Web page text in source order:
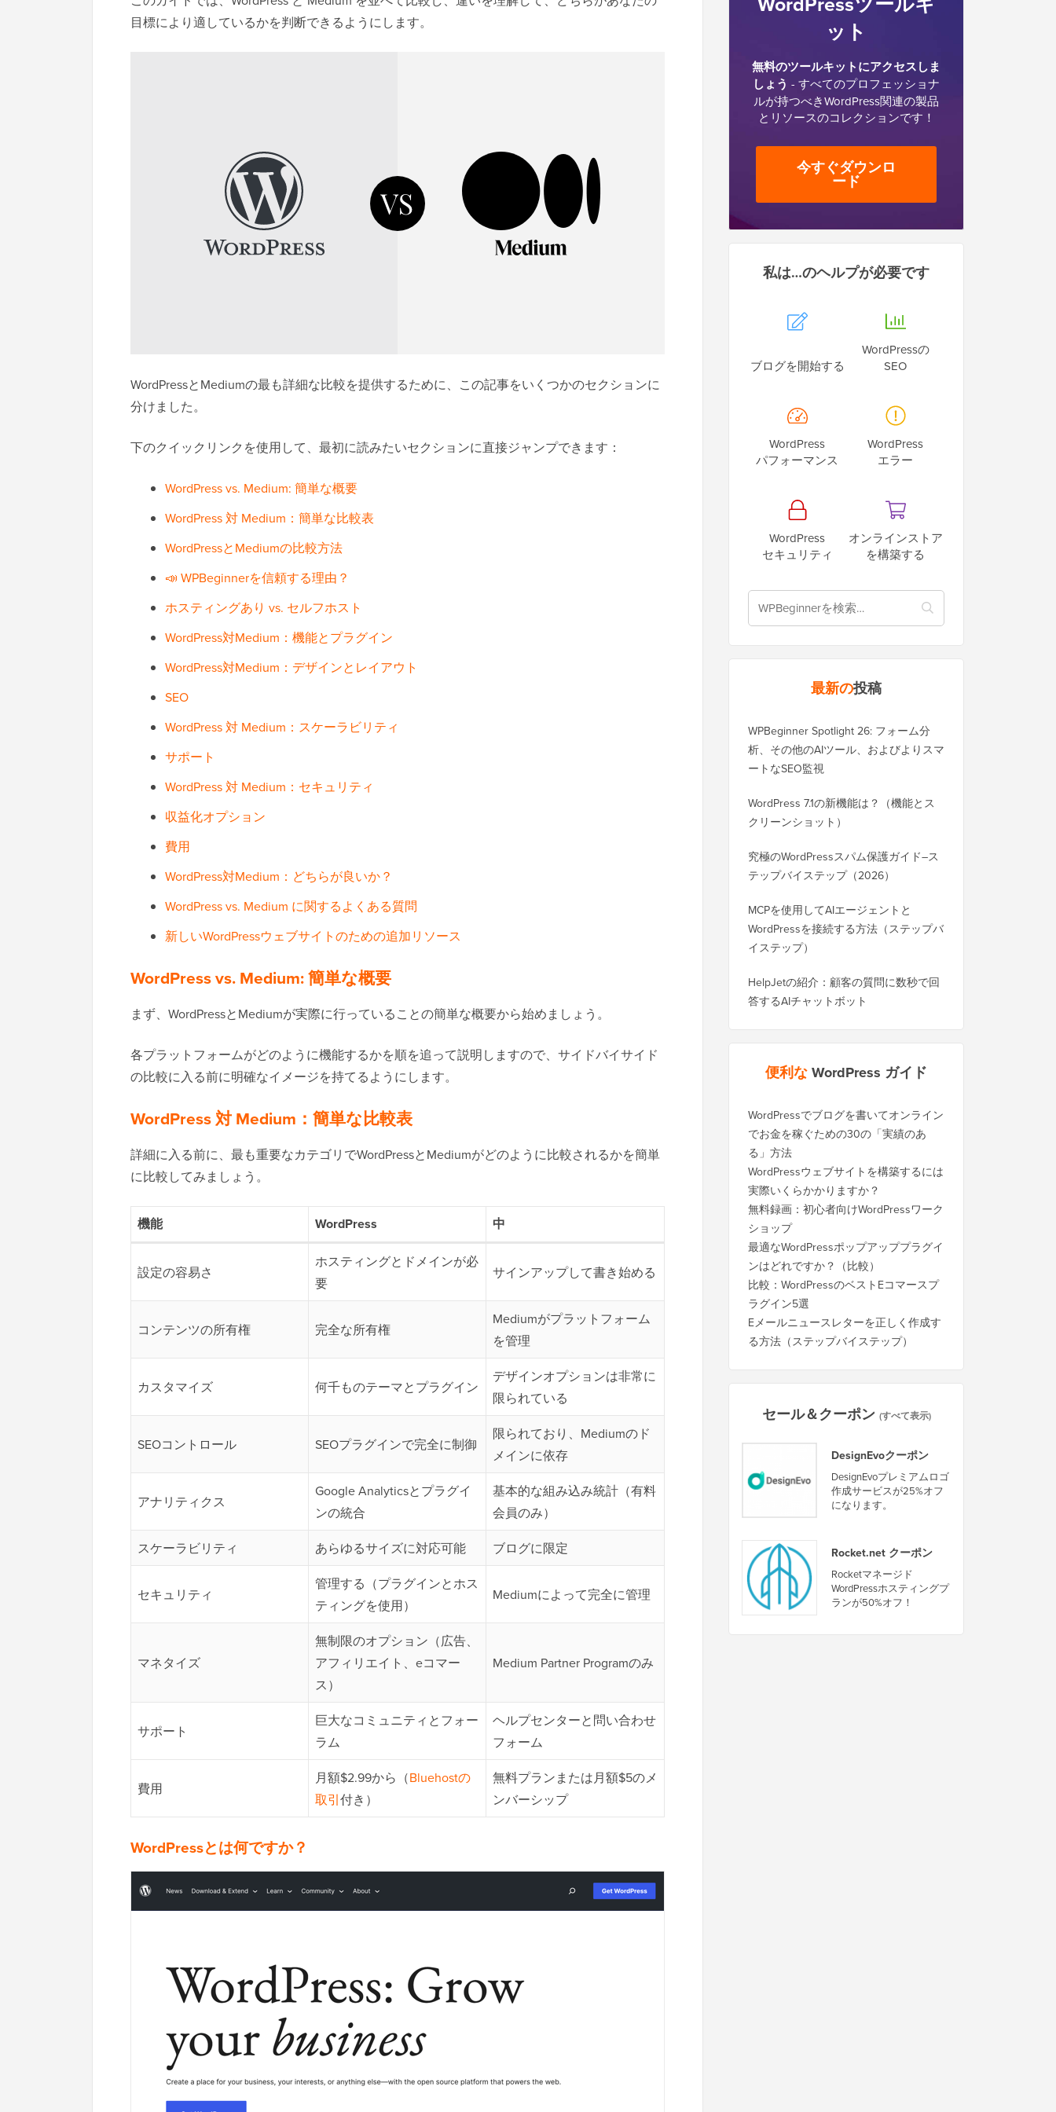
目標により適しているかを判断できるようにします。
WordPressとMediumの最も詳細な比較を提供するために、この記事をいくつかのセクションに
分けました。
下のクイックリンクを使用して、最初に読みたいセクションに直接ジャンプできます：
WordPress vs. Medium: 簡単な概要
WordPress 対 Medium：簡単な比較表
WordPressとMediumの比較方法
📣 WPBeginnerを信頼する理由？
ホスティングあり vs. セルフホスト
WordPress対Medium：機能とプラグイン
WordPress対Medium：デザインとレイアウト
SEO
WordPress 対 Medium：スケーラビリティ
サポート
WordPress 対 Medium：セキュリティ
収益化オプション
費用
WordPress対Medium：どちらが良いか？
WordPress vs. Medium に関するよくある質問
新しいWordPressウェブサイトのための追加リソース
WordPress vs. Medium: 簡単な概要
まず、WordPressとMediumが実際に行っていることの簡単な概要から始めましょう。
各プラットフォームがどのように機能するかを順を追って説明しますので、サイドバイサイド
の比較に入る前に明確なイメージを持てるようにします。
WordPress 対 Medium：簡単な比較表
詳細に入る前に、最も重要なカテゴリでWordPressとMediumがどのように比較されるかを簡単
に比較してみましょう。
機能 WordPress 中
設定の容易さ
ホスティングとドメインが必
要
サインアップして書き始める
コンテンツの所有権 完全な所有権
Mediumがプラットフォーム
を管理
カスタマイズ 何千ものテーマとプラグイン
デザインオプションは非常に
限られている
SEOコントロール SEOプラグインで完全に制御
限られており、Mediumのド
メインに依存
アナリティクス
Google Analyticsとプラグイ
ンの統合
基本的な組み込み統計（有料
会員のみ）
スケーラビリティ あらゆるサイズに対応可能 ブログに限定
セキュリティ
管理する（プラグインとホス
ティングを使用）
Mediumによって完全に管理
マネタイズ
無制限のオプション（広告、
アフィリエイト、eコマー
ス）
Medium Partner Programのみ
サポート
巨大なコミュニティとフォー
ラム
ヘルプセンターと問い合わせ
フォーム
費用
月額$2.99から（Bluehostの
取引付き）
無料プランまたは月額$5のメ
ンバーシップ
WordPressとは何ですか？
ット
無料のツールキットにアクセスしま
しょう - すべてのプロフェッショナ
ルが持つべきWordPress関連の製品
とリソースのコレクションです！
今すぐダウンロ
ード
私は…のヘルプが必要です
ブログを開始する
WordPressの
SEO
WordPress
パフォーマンス
WordPress
エラー
WordPress
セキュリティ
オンラインストア
を構築する
最新の投稿
WPBeginner Spotlight 26: フォーム分
析、その他のAIツール、およびよりスマ
ートなSEO監視
WordPress 7.1の新機能は？（機能とス
クリーンショット）
究極のWordPressスパム保護ガイド–ス
テップバイステップ（2026）
MCPを使用してAIエージェントと
WordPressを接続する方法（ステップバ
イステップ）
HelpJetの紹介：顧客の質問に数秒で回
答するAIチャットボット
便利なWordPress ガイド
WordPressでブログを書いてオンライン
でお金を稼ぐための30の「実績のあ
る」方法
WordPressウェブサイトを構築するには
実際いくらかかりますか？
無料録画：初心者向けWordPressワーク
ショップ
最適なWordPressポップアッププラグイ
ンはどれですか？（比較）
比較：WordPressのベストEコマースプ
ラグイン5選
Eメールニュースレターを正しく作成す
る方法（ステップバイステップ）
セール＆クーポン (すべて表示)
DesignEvoクーポン
DesignEvoプレミアムロゴ
作成サービスが25%オフ
になります。
Rocket.net クーポン
Rocketマネージド
WordPressホスティングプ
ランが50%オフ！